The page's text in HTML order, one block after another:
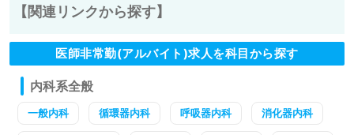
【関連リンクから探す】
医師非常勤(アルバイト)求人を科目から探す
内科系全般
一般内科 循環器内科 呼吸器内科 消化器内科